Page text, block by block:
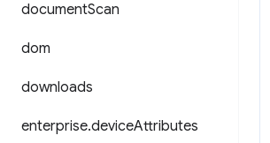
documentScan
dom
downloads
enterprise.deviceAttributes